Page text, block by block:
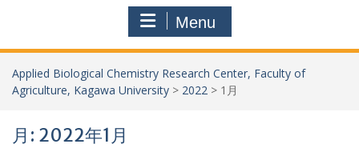
Menu
Applied Biological Chemistry Research Center, Faculty of
Agriculture, Kagawa University > 2022 > 1月
月: 2022年1月